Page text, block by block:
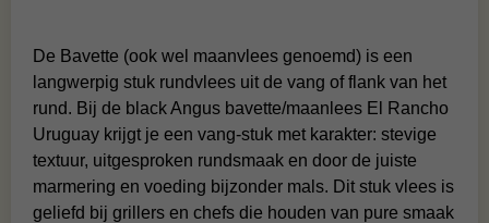
De Bavette (ook wel maanvlees genoemd) is een
langwerpig stuk rundvlees uit de vang of flank van het
rund. Bij de black Angus bavette/maanlees El Rancho
Uruguay krijgt je een vang‑stuk met karakter: stevige
textuur, uitgesproken rundsmaak en door de juiste
marmering en voeding bijzonder mals. Dit stuk vlees is
geliefd bij grillers en chefs die houden van pure smaak